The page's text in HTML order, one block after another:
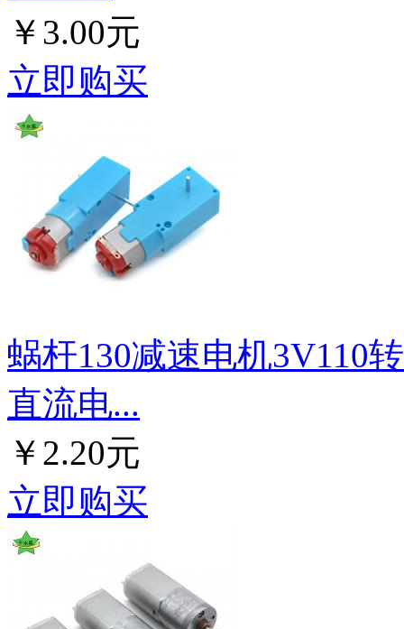
￥3.00元
立即购买
蜗杆130减速电机3V110
直流电...
￥2.20元
立即购买